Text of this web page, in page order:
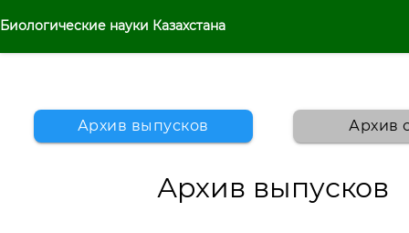
Биологические науки Казахстана
Архив выпусков Архив
Архив выпусков